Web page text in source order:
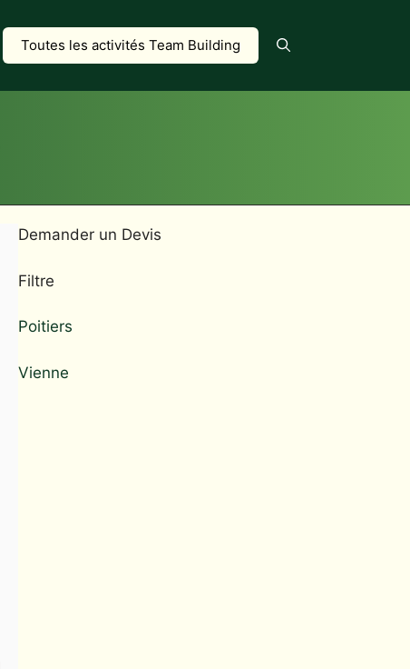
Toutes les activités Team Building
Demander un Devis
Filtre
Poitiers
Vienne